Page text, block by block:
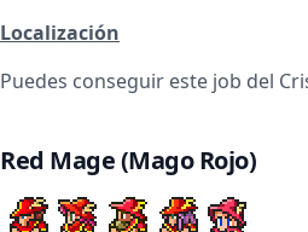
Localización
Puedes conseguir este job del
Red Mage (Mago Rojo)